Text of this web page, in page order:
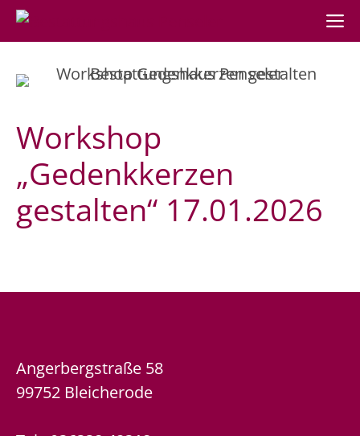
Zum
Workshop
„Gedenkkerzen
gestalten“ 17.01.2026
Angerbergstraße 58
99752 Bleicherode